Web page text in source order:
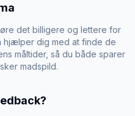
det billigere og lettere for
hjælper dig med at finde de
måltider, så du både sparer
madspild.